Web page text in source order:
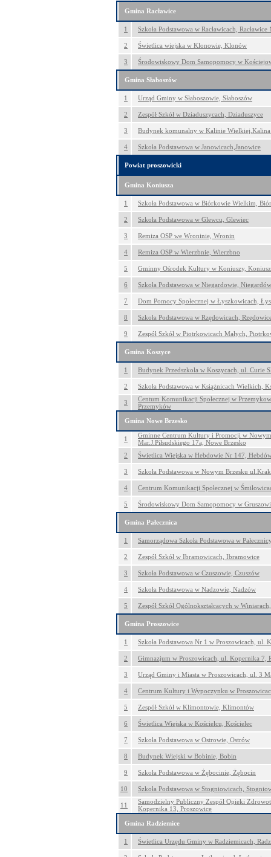
Gmina Racławice
1 Szkoła Podstawowa w Racławicach, Racławice
2 Świetlica wiejska w Klonowie, Klonów
3 Środowiskowy Dom Samopomocy w
Gmina Słaboszów
1 Urząd Gminy w Słaboszowie, Słaboszów
2 Zespół Szkół w Dziaduszycach, Dziaduszyce
3 Budynek komunalny w Kalinie
4 Szkoła Podstawowa w Janowicach,Janowice
Powiat proszowicki
Gmina Koniusza
1 Szkoła Podstawowa w Biórkowie Wielkim,
2 Szkoła Podstawowa w Glewcu, Glewiec
3 Remiza OSP we Wroninie, Wronin
4 Remiza OSP w Wierzbnie, Wierzbno
5 Gminny Ośrodek Kultury w Koniuszy,
6 Szkoła Podstawowa w Niegardowie, Niegardów
7 Dom Pomocy Społecznej w Łyszkowicach,
8 Szkoła Podstawowa w Rzędowicach,
9 Zespół Szkół w Piotrkowicach Małych,
Gmina Koszyce
1 Budynek Przedszkola w Koszycach, ul. Curie
2 Szkoła Podstawowa w Książnicach Wielkich,
3
Centum Komunikacji Społecznej w
Przemyków
Gmina Nowe Brzesko
1
Gminne Centrum Kultury i Promocji w
Mar.J.Piłsudskiego 17a, Nowe Brzesko
2
Świetlica Wiejska w Hebdowie Nr 147,
3 Szkoła Podstawowa w Nowym Brzesku
4 Centrum Komunikacji Społecznej w
5 Środowiskowy Dom Samopomocy w
Gmina Pałecznica
1 Samorządowa Szkoła Podstawowa w
2 Zespół Szkół w Ibramowicach, Ibramowice
3 Szkoła Podstawowa w Czuszowie, Czuszów
4 Szkoła Podstawowa w Nadzowie, Nadzów
5 Zespół Szkół Ogólnokształcacych w
Gmina Proszowice
1 Szkoła Podstawowa Nr 1 w Proszowicach, ul.
2 Gimnazjum w Proszowicach, ul. Kopernika 7,
3 Urząd Gminy i Miasta w Proszowicach, ul. 3
4 Centrum Kultury i Wypoczynku w
5 Zespół Szkół w Klimontowie, Klimontów
6 Świetlica Wiejska w Kościelcu, Kościelec
7 Szkoła Podstawowa w Ostrowie, Ostrów
8 Budynek Wiejski w Bobinie, Bobin
9 Szkoła Podstawowa w Żębocinie, Żębocin
10 Szkoła Podstawowa w Stogniowicach,
11
Samodzielny Publiczny Zespół Opieki
Kopernika 13, Proszowice
Gmina Radziemice
1 Świetlica Urzędu Gminy w Radziemicach,